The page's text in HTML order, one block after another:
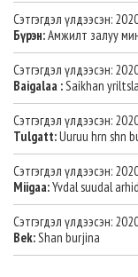
Сэтгэгдэл үлдээсэн:
Бүрэн:Амжилт залуу
Сэтгэгдэл үлдээсэн:
Baigalaa :Saikhan
Сэтгэгдэл үлдээсэн:
Tulgatt:Uuruu hrn shn
Сэтгэгдэл үлдээсэн:
Miigaa:Yvdal suudal
Сэтгэгдэл үлдээсэн:
Bek:Shan burjina